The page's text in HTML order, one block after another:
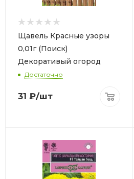
Щавель Красные узоры
0,01г (Поиск)
Декоративый огород
Достаточно
31 ₽/шт